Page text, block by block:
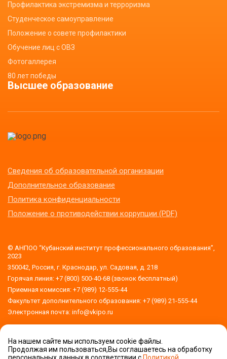
Профилактика экстремизма и терроризма
Студенческое самоуправление
Положение о совете профилактики
Обучение лиц с ОВЗ
Фотогаллерея
80 лет победы
Высшее образование
Сведения об образовательной организации
Дополнительное образование
Политика конфиденциальности
Положение о противодействии коррупции (PDF)
© АНПОО “Кубанский институт профессионального образования”,
2023
350042, Россия, г. Краснодар, ул. Садовая, д. 218
Горячая линия: +7 (800) 500-40-68 (звонок бесплатный)
Приемная комиссия: +7 (989) 12-555-44
Факультет дополнительного образования: +7 (989) 21-555-44
Электронная почта: info@vkipo.ru
Версия для слабовидящих
На нашем сайте мы используем cookie файлы.
Продолжая им пользоваться,Вы соглашаетесь на обработку
обработку